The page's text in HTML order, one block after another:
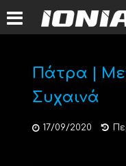
Πάτρα |
Συχαινά
17/09/2020